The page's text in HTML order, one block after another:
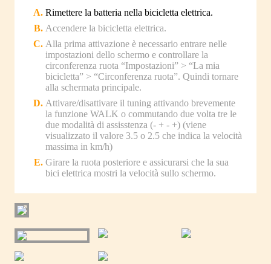
Rimettere la batteria nella bicicletta elettrica.
Accendere la bicicletta elettrica.
Alla prima attivazione è necessario entrare nelle
impostazioni dello schermo e controllare la
circonferenza ruota “Impostazioni” > “La mia
bicicletta” > “Circonferenza ruota”. Quindi tornare
alla schermata principale.
Attivare/disattivare il tuning attivando brevemente
la funzione WALK o commutando due volta tre le
due modalità di assisstenza (- + - +) (viene
visualizzato il valore 3.5 o 2.5 che indica la velocità
massima in km/h)
Girare la ruota posteriore e assicurarsi che la sua
bici elettrica mostri la velocità sullo schermo.